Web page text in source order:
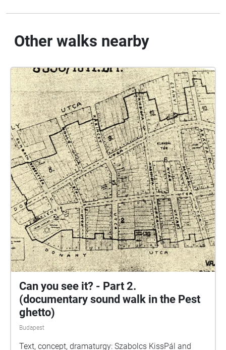
Other walks nearby
Can you see it? - Part 2.
(documentary sound walk in the Pest
ghetto)
Budapest
Text, concept, dramaturgy: Szabolcs KissPál and